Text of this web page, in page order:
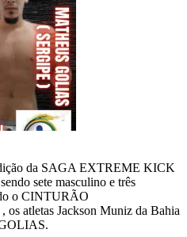
da SAGA EXTREME KICK
sete masculino e três
o CINTURÃO
atletas Jackson Muniz da Bahia